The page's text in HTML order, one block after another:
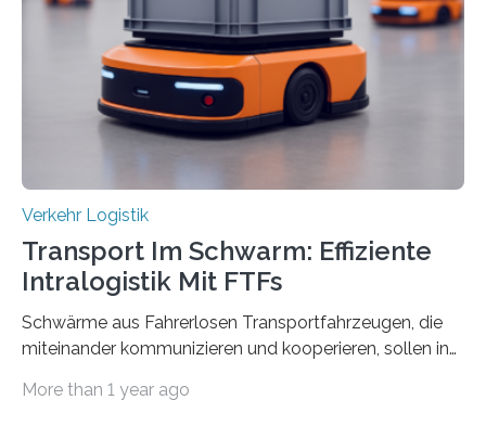
of Applied Sciences (Frankfurt UAS) untersucht und
ziehen insgesamt eine positive Bilanz. Gemeinsam mit
Vertreter*innen der Stadt Frankfurt stellten sie am 15.
Mai 2025…
Verkehr Logistik
Transport Im Schwarm: Effiziente
Intralogistik Mit FTFs
Schwärme aus Fahrerlosen Transportfahrzeugen, die
miteinander kommunizieren und kooperieren, sollen in
An dieser innovativen Idee arbeiten Forschende aus
More than 1 year ago